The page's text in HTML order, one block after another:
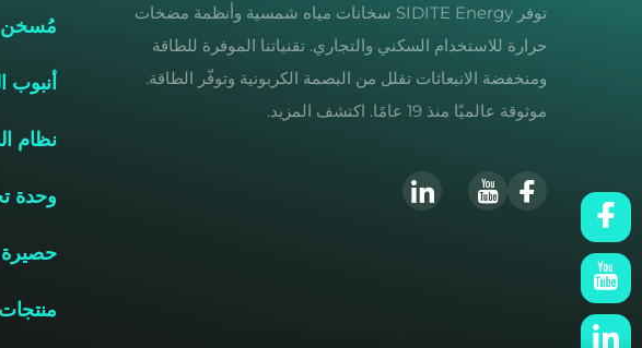
توفر SIDITE Energy سخانات مياه شمسية وأنظمة مضخات
حرارة للاستخدام السكني والتجاري. تقنياتنا الموفرة للطاقة
ومنخفضة الانبعاثات تقلل من البصمة الكربونية وتوفّر الطاقة.
موثوقة عالميًا منذ 19 عامًا. اكتشف المزيد.
مُسخن
أنبوب
نظام
وحدة
حصيرة EPDM لحمام السباحة